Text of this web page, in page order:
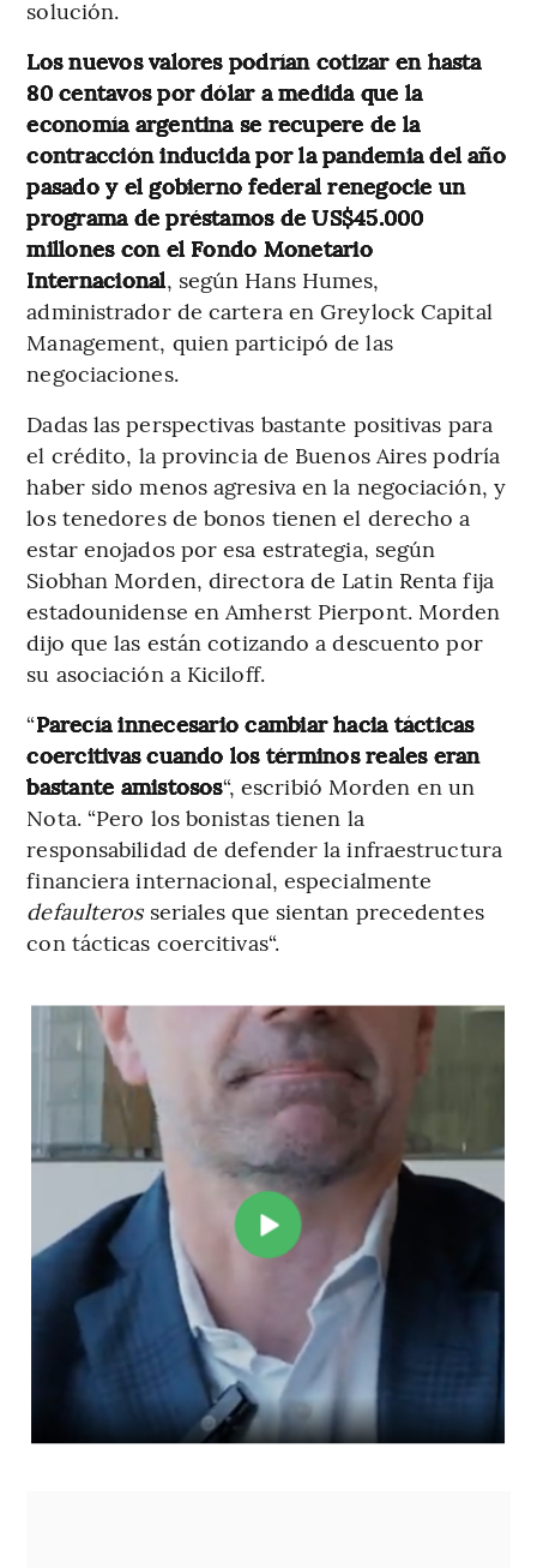
solución.
Los nuevos valores podrían cotizar en hasta
80 centavos por dólar a medida que la
economía argentina se recupere de la
contracción inducida por la pandemia del año
pasado y el gobierno federal renegocie un
programa de préstamos de US$45.000
millones con el Fondo Monetario
Internacional, según Hans Humes,
administrador de cartera en Greylock Capital
Management, quien participó de las
negociaciones.
Dadas las perspectivas bastante positivas para
el crédito, la provincia de Buenos Aires podría
haber sido menos agresiva en la negociación, y
los tenedores de bonos tienen el derecho a
estar enojados por esa estrategia, según
Siobhan Morden, directora de Latin Renta fija
estadounidense en Amherst Pierpont. Morden
dijo que las están cotizando a descuento por
su asociación a Kiciloff.
“Parecía innecesario cambiar hacia tácticas
coercitivas cuando los términos reales eran
bastante amistosos“, escribió Morden en un
Nota. “Pero los bonistas tienen la
responsabilidad de defender la infraestructura
financiera internacional, especialmente
defaulteros seriales que sientan precedentes
con tácticas coercitivas“.